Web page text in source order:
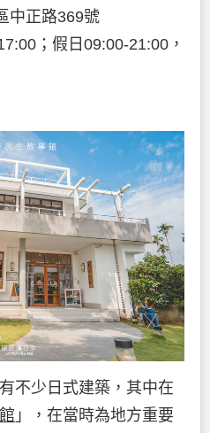
中正路369號
；假日09:00-21:00，
不少日式建築，其中在
」，在當時為地方重要